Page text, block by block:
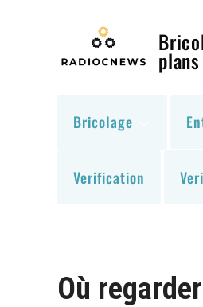
Bricolage
Verification
Où